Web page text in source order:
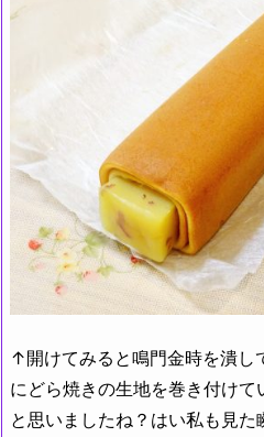
↑開けてみると鳴門金時を潰し
にどら焼きの生地を巻き付け
と思いましたね？はい私も見た